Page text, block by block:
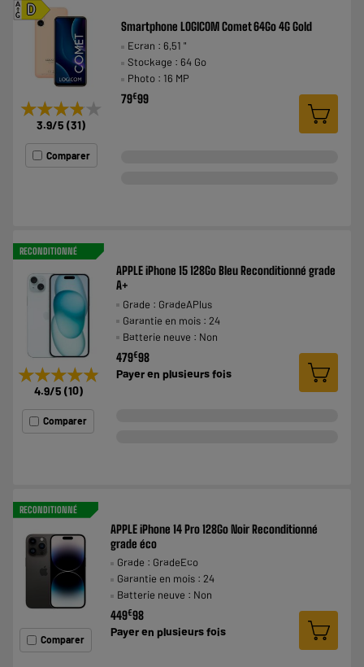
D
A
G
★★★★★
★★★★★
3.9/5 (31)
Comparer
Smartphone LOGICOM Comet 64Go 4G Gold
Ecran : 6,51 "
Stockage : 64 Go
Photo : 16 MP
79€99
RECONDITIONNÉ
★★★★★
★★★★★
4.9/5 (10)
Comparer
APPLE iPhone 15 128Go Bleu Reconditionné grade
A+
Grade : GradeAPlus
Garantie en mois : 24
Batterie neuve : Non
479€98
Payer en plusieurs fois
RECONDITIONNÉ
Comparer
APPLE iPhone 14 Pro 128Go Noir Reconditionné
grade éco
Grade : GradeEco
Garantie en mois : 24
Batterie neuve : Non
449€98
Payer en plusieurs fois